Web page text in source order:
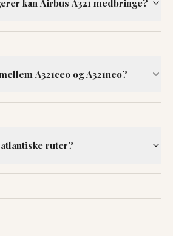
kan Airbus A321 medbringe?
A321ceo og A321neo?
ruter?